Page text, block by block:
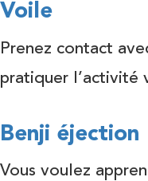
Voile
Prenez contact
pratiquer l’activité
Benji éjection
Vous voulez